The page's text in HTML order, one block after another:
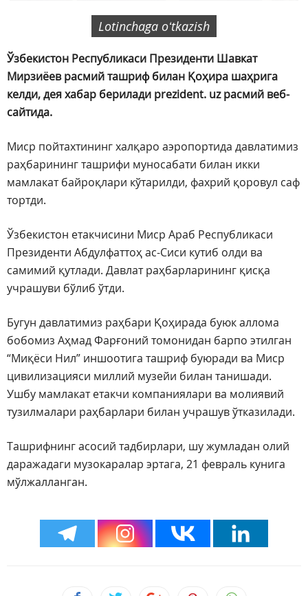
Lotinchaga oʻtkazish
Ўзбекистон Республикаси Президенти Шавкат
Мирзиёев расмий ташриф билан Қоҳира шаҳрига
келди, дея хабар берилади prezident. uz расмий веб-
сайтида.
Миср пойтахтининг халқаро аэропортида давлатимиз
раҳбарининг ташрифи муносабати билан икки
мамлакат байроқлари кўтарилди, фахрий қоровул саф
тортди.
Ўзбекистон етакчисини Миср Араб Республикаси
Президенти Абдулфаттоҳ ас-Сиси кутиб олди ва
самимий қутлади. Давлат раҳбарларининг қисқа
учрашуви бўлиб ўтди.
Бугун давлатимиз раҳбари Қоҳирада буюк аллома
бобомиз Аҳмад Фарғоний томонидан барпо этилган
“Миқёси Нил” иншоотига ташриф буюради ва Миср
цивилизацияси миллий музейи билан танишади.
Ушбу мамлакат етакчи компаниялари ва молиявий
тузилмалари раҳбарлари билан учрашув ўтказилади.
Ташрифнинг асосий тадбирлари, шу жумладан олий
даражадаги музокаралар эртага, 21 февраль кунига
мўлжалланган.